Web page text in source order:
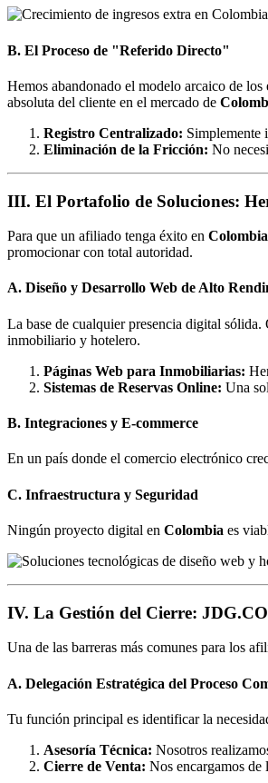
B. El Proceso de "Referido Directo"
Hemos abandonado el modelo arcaico de
absoluta del cliente en el mercado de
Registro Centralizado: Simplemente
Eliminación de la Fricción: No
III. El Portafolio de Soluciones:
Para que un afiliado tenga éxito en Colombia
promocionar con total autoridad.
A. Diseño y Desarrollo Web de Alto
La base de cualquier presencia digital sólida.
inmobiliario y hotelero.
Páginas Web para Inmobiliarias:
Sistemas de Reservas Online: Una
B. Integraciones y E-commerce
En un país donde el comercio electrónico
C. Infraestructura y Seguridad
Ningún proyecto digital en Colombia es
IV. La Gestión del Cierre:
Una de las barreras más comunes para los
A. Delegación Estratégica del Proceso
Tu función principal es identificar la
Asesoría Técnica: Nosotros
Cierre de Venta: Nos encargamos de